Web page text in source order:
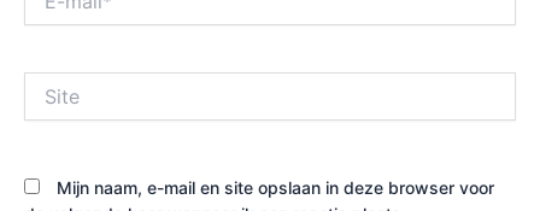
mail*
Mijn naam, e-mail en site opslaan in deze browser voor